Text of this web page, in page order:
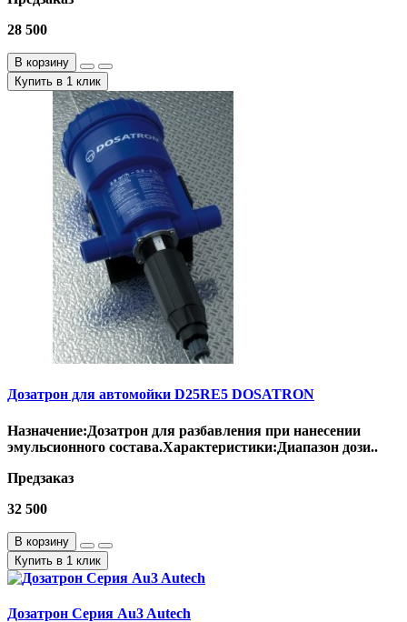
28 500
В корзину
Купить в 1 клик
Дозатрон для автомойки D25RE5 DOSATRON
Назначение:Дозатрон для разбавления при нанесении
эмульсионного состава.Характеристики:Диапазон дози..
Предзаказ
32 500
В корзину
Купить в 1 клик
Дозатрон Серия Au3 Autech